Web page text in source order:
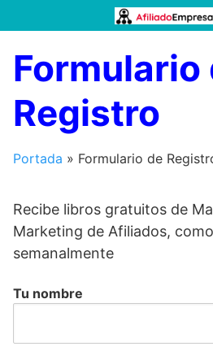
al
Formulario
Registro
Portada » Formulario de
Recibe libros gratuitos de
Marketing de Afiliados,
semanalmente
Tu nombre